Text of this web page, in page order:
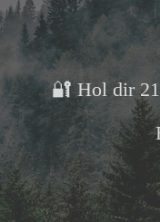
🔐 Hol dir